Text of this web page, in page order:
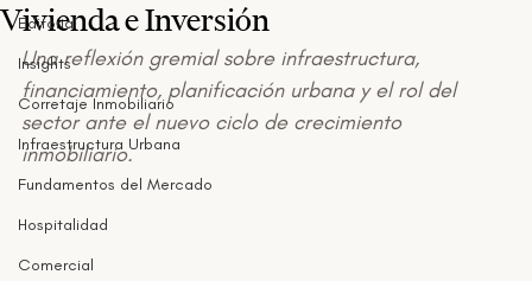
Editorial
Insights
Corretaje Inmobiliario
Infraestructura Urbana
Fundamentos del Mercado
Hospitalidad
Comercial
Vivienda e Inversión
Una reflexión gremial sobre infraestructura,
financiamiento, planificación urbana y el rol del
sector ante el nuevo ciclo de crecimiento
inmobiliario.